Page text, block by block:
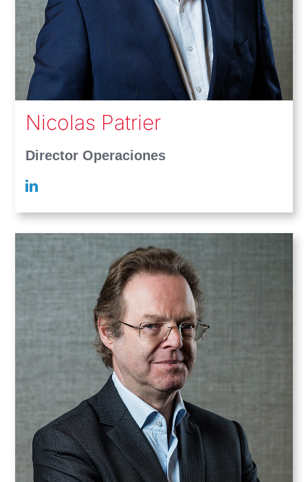
Nicolas Patrier
Director Operaciones